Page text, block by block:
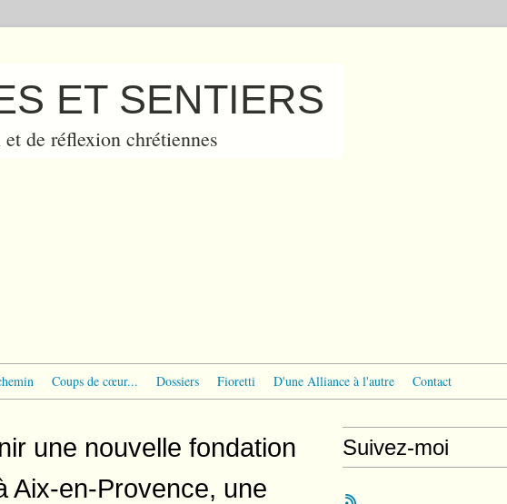
ET SENTIERS
de réflexion chrétiennes
Coups de cœur... Dossiers Fioretti D'une Alliance à l'autre Contact
une nouvelle fondation
Aix-en-Provence, une
Suivez-moi